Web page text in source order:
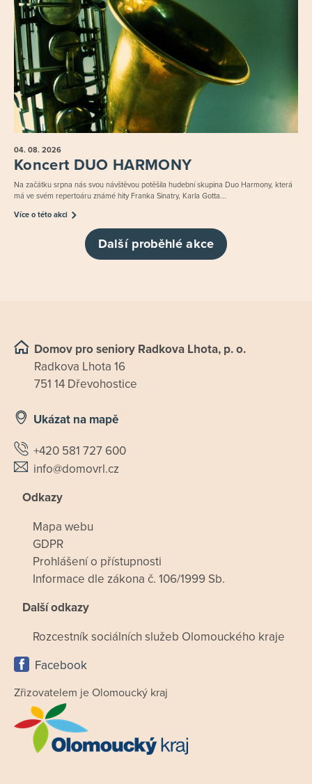
04. 08. 2026
Koncert DUO HARMONY
Na začátku srpna nás svou návštěvou potěšila hudební skupina Duo Harmony, která
má ve svém repertoáru známé hity Franka Sinatry, Karla Gotta...
Více o této akci
Další proběhlé akce
Domov pro seniory Radkova Lhota, p. o.
Radkova Lhota 16
751 14 Dřevohostice
Ukázat na mapě
+420 581 727 600
info@domovrl.cz
Odkazy
Mapa webu
GDPR
Prohlášení o přístupnosti
Informace dle zákona č. 106/1999 Sb.
Další odkazy
Rozcestník sociálních služeb Olomouckého kraje
Facebook
Zřizovatelem je Olomoucký kraj